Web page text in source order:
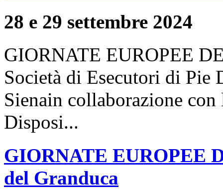
28 e 29 settembre 2024
GIORNATE EUROPEE
Società di Esecutori di Pie
Sienain collaborazione
Disposi...
GIORNATE EUROPEE
del Granduca